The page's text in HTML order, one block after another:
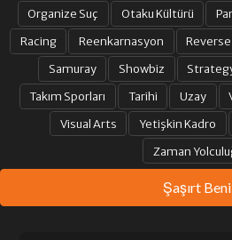
Organize Suç
Otaku Kültürü
Racing
Reenkarnasyon
Samuray
Showbiz
Takım Sporları
Tarihi Uzay
Visual Arts
Yetişkin Kadro
Zaman
Şaşırt Beni